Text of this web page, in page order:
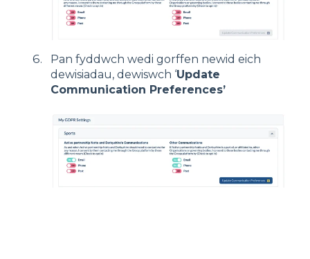
Pan fyddwch wedi gorffen newid eich
dewisiadau, dewiswch ‘Update
Communication Preferences’